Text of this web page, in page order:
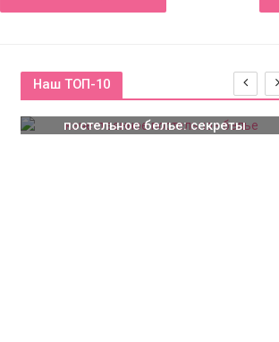
Наш ТОП-10
постельное белье: секреты